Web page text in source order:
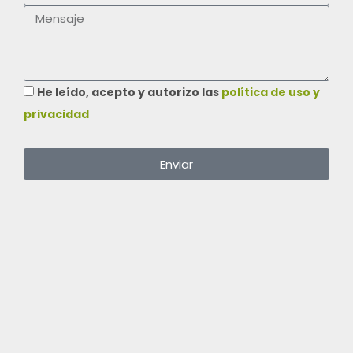
He leído, acepto y autorizo las política de uso y
privacidad
Enviar